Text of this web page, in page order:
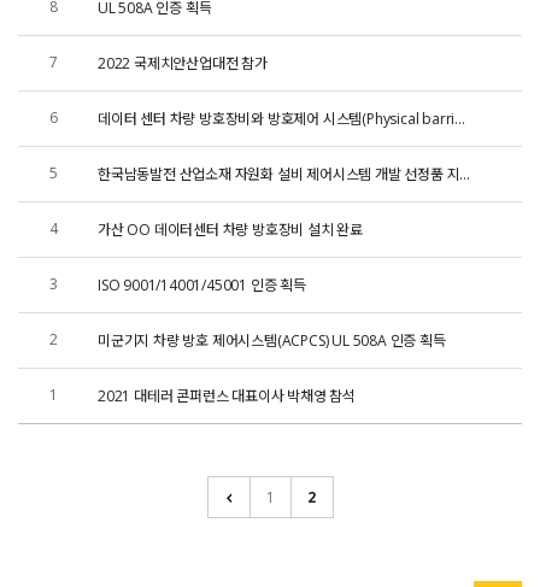
8 UL 508A 인증 획득
7 2022 국제치안산업대전 참가
6 데이터 센터 차량 방호장비와 방호제어 시스템(Physical barrier system) 유지보수 사업 진행
5 한국남동발전 산업소재 자원화 설비 제어시스템 개발 선정품 지정
4 가산 OO 데이터센터 차량 방호장비 설치 완료
3 ISO 9001/14001/45001 인증 획득
2 미군기지 차량 방호 제어시스템(ACPCS) UL 508A 인증 획득
1 2021 대테러 콘퍼런스 대표이사 박채영 참석
1 2